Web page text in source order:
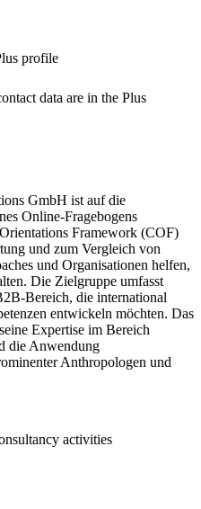
profile
data are in the Plus
GmbH ist auf die
Online-Fragebogens
Framework (COF)
und zum Vergleich von
und Organisationen helfen,
Die Zielgruppe umfasst
Bereich, die international
entwickeln möchten. Das
Expertise im Bereich
die Anwendung
Anthropologen und
activities